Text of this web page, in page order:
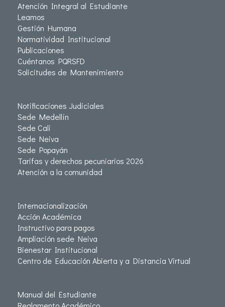
Atención Integral al Estudiante
Leamos
Gestión Humana
Normatividad Institucional
Publicaciones
Cuéntanos PQRSFD
Solicitudes de Mantenimiento
Notificaciones Judiciales
Sede Medellín
Sede Cali
Sede Neiva
Sede Popayán
Tarifas y derechos pecuniarios 2026
Atención a la comunidad
Internacionalización
Acción Académica
Instructivo para pagos
Ampliación sede Neiva
Bienestar Institucional
Centro de Educación Abierta y a Distancia Virtual
Manual del Estudiante